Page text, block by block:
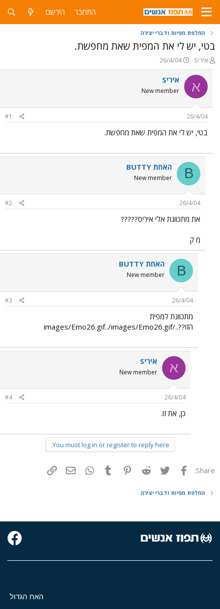
התחבר הירשם
החלפת מפיות ודברי יצירה
בטי, יש לי את המפית שאת מחפשת.
פ
ו
ת
ח
ה
ש
א
איריS
פ
ו
ר
26/4/04
א איריS
New member
26/4/04
#1
בטי, יש לי את המפית שאת מחפשת.
B BUTTY האחת
New member
26/4/04
#2
את מתכוונת אלי איריס?????
מ ק
B BUTTY האחת
New member
26/4/04
#3
מתכוונת למפית
הזו??../images/Emo26.gif../images/Emo26.gif
א איריS
New member
26/4/04
#4
כן, את זו.
You must log in or register to reply here.
Share: פייסבוק Twitter
Reddit
Pinterest
Tumblr
WhatsAppדואר אלקטרוני
החלפת מפיות ודברי יצירה
האח הגדול